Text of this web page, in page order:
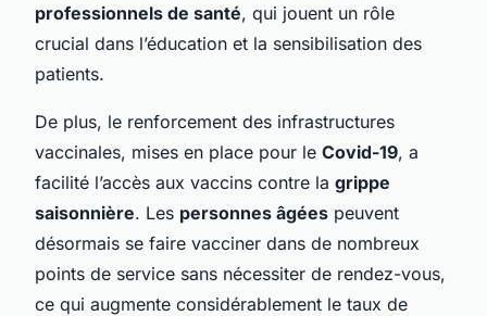
professionnels de santé, qui jouent un rôle
crucial dans l’éducation et la sensibilisation des
patients.
De plus, le renforcement des infrastructures
vaccinales, mises en place pour le Covid-19, a
facilité l’accès aux vaccins contre la grippe
saisonnière. Les personnes âgées peuvent
désormais se faire vacciner dans de nombreux
points de service sans nécessiter de rendez-vous,
ce qui augmente considérablement le taux de